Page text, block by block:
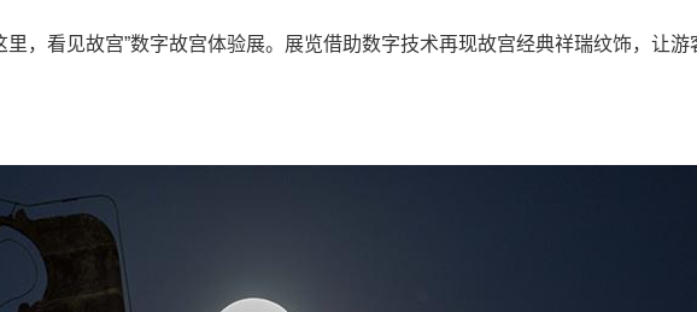
，看见故宫”数字故宫体验展。展览借助数字技术再现故宫经典祥瑞纹饰，让